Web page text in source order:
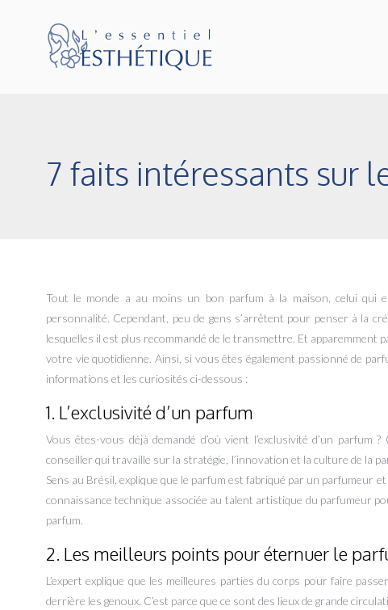
7 faits intéressants sur
Tout le monde a au moins un bon parfum à la maison, celui qui
personnalité. Cependant, peu de gens s’arrêtent pour penser à la
lesquelles il est plus recommandé de le transmettre. Et
votre vie quotidienne. Ainsi, si vous êtes également passionné de
informations et les curiosités ci-dessous :
1. L’exclusivité d’un parfum
Vous êtes-vous déjà demandé d’où vient l’exclusivité d’un parfum
conseiller qui travaille sur la stratégie, l’innovation et la culture de la
Sens au Brésil, explique que le parfum est fabriqué par un parfumeur
connaissance technique associée au talent artistique du parfumeur
parfum.
2. Les meilleurs points pour éternuer le
L’expert explique que les meilleures parties du corps pour faire
derrière les genoux. C’est parce que ce sont des lieux de grande